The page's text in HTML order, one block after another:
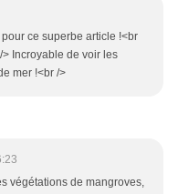
ce superbe article !<br
Incroyable de voir les
mer !<br />
végétations de mangroves,